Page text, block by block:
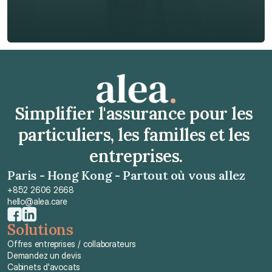
Obtenir un devis gratuit
Simplifier l'assurance pour les
particuliers, les familles et les
entreprises.
Paris - Hong Kong - Partout où vous allez
+852 2606 2668
hello@alea.care
Solutions
Offres entreprises / collaborateurs
Demandez un devis
Cabinets d'avocats